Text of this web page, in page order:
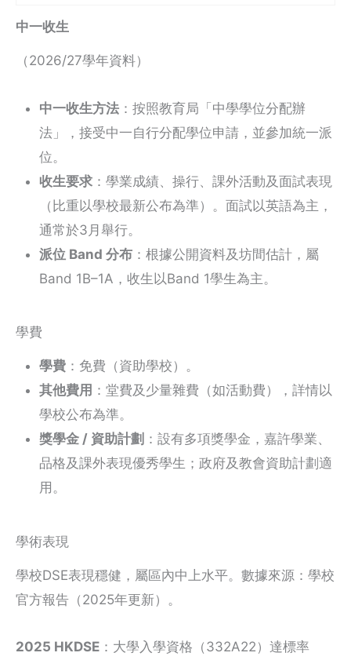
中一收生
（2026/27學年資料）
中一收生方法 ：按照教育局「中學學位分配辦
法」，接受中一自行分配學位申請，並參加統一派
位。
收生要求 ：學業成績、操行、課外活動及面試表現
（比重以學校最新公布為準）。面試以英語為主，
通常於3月舉行。
派位 Band 分布 ：根據公開資料及坊間估計，屬
Band 1B–1A，收生以Band 1學生為主。
學費
學費 ：免費（資助學校）。
其他費用 ：堂費及少量雜費（如活動費），詳情以
學校公布為準。
獎學金 / 資助計劃 ：設有多項獎學金，嘉許學業、
品格及課外表現優秀學生；政府及教會資助計劃適
用。
學術表現
學校DSE表現穩健，屬區內中上水平。數據來源：學校
官方報告（2025年更新）。
2025 HKDSE ：大學入學資格（332A22）達標率